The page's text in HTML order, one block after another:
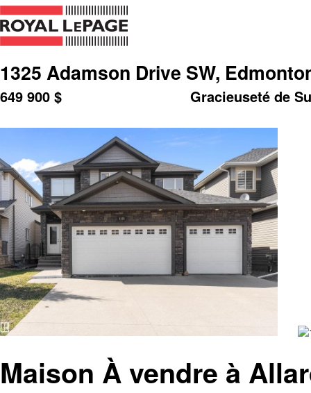
1325 Adamson Drive SW,
Gracieuseté de
649 900 $
Maison À vendre à